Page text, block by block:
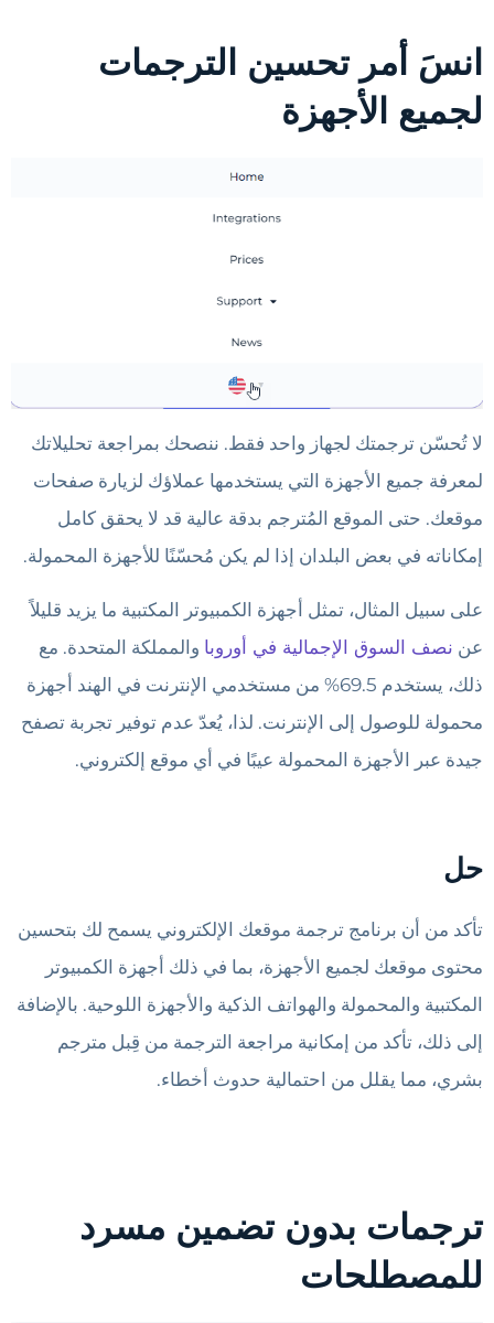
انسَ أمر تحسين الترجمات
لجميع الأجهزة
لا تُحسّن ترجمتك لجهاز واحد فقط. ننصحك بمراجعة تحليلاتك
لمعرفة جميع الأجهزة التي يستخدمها عملاؤك لزيارة صفحات
موقعك. حتى الموقع المُترجم بدقة عالية قد لا يحقق كامل
إمكاناته في بعض البلدان إذا لم يكن مُحسّنًا للأجهزة المحمولة.
على سبيل المثال، تمثل أجهزة الكمبيوتر المكتبية ما يزيد قليلاً
عن نصف السوق الإجمالية في أوروبا والمملكة المتحدة. مع
ذلك، يستخدم 69.5% من مستخدمي الإنترنت في الهند أجهزة
محمولة للوصول إلى الإنترنت. لذا، يُعدّ عدم توفير تجربة تصفح
جيدة عبر الأجهزة المحمولة عيبًا في أي موقع إلكتروني.
حل
تأكد من أن برنامج ترجمة موقعك الإلكتروني يسمح لك بتحسين
محتوى موقعك لجميع الأجهزة، بما في ذلك أجهزة الكمبيوتر
المكتبية والمحمولة والهواتف الذكية والأجهزة اللوحية. بالإضافة
إلى ذلك، تأكد من إمكانية مراجعة الترجمة من قِبل مترجم
بشري، مما يقلل من احتمالية حدوث أخطاء.
ترجمات بدون تضمين مسرد
للمصطلحات